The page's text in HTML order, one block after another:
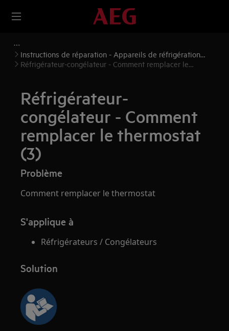
Instructions de réparation - Appareils de réfrigération
(réfrigérateurs et congélateurs)
Réfrigérateur-congélateur - Comment remplacer le
Réfrigérateur-
congélateur - Comment
remplacer le thermostat
(3)
Problème
Comment remplacer le thermostat
S'applique à
Réfrigérateurs / Congélateurs
Solution